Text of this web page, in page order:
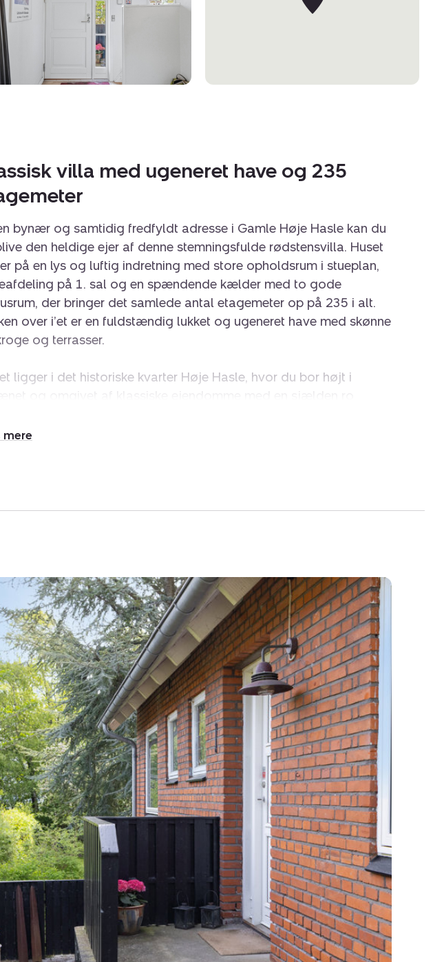
villa med ugeneret have og 235
bynær og samtidig fredfyldt adresse i Gamle Høje Hasle kan du
den heldige ejer af denne stemningsfulde rødstensvilla. Huset
på en lys og luftig indretning med store opholdsrum i stueplan,
på 1. sal og en spændende kælder med to gode
der bringer det samlede antal etagemeter op på 235 i alt.
over i’et er en fuldstændig lukket og ugeneret have med skønne
og terrasser.
ligger i det historiske kvarter Høje Hasle, hvor du bor højt i
til både skole, børnepasning, fritidstilbud og indkøb. Tæt
i boligen er, at de er lyse, regulære og utroligt velholdte.
den tilbyggede stue rummer stueplan en stor vinkelstue med
og et funktionelt spisekøkken, hvilket giver masser af plads
på. To af rummene har tilmed direkte udgang til terrasser, og
tæller stueplan en entré og et gæstetoilet.
sal får du to store værelser, en møblérbar repos og et pænt
mens kælderetagen udover et wc og et bryggers er
med to disponible rum i værelsesstørrelse. Der er selvstændig
til kælderen, der ligesom resten af huset fremstår i pæn stand
masser af sjæl og charme.
vender mod vest og er udformet med to solrige terrasser - en
træterrasse ved køkkenet og en stor fliseterrasse orienteret mod
i forlængelse af stuen. Haven er flot anlagt og utrolig
med plads til både leg og fordybelse. Der er også
og plads til parkering foran.
på Haslevangsvej 72 i Aarhus V!